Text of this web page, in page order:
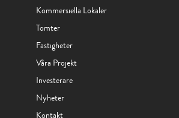
Kommersiella Lokaler
Tomter
Fastigheter
Våra Projekt
Investerare
Nyheter
Kontakt